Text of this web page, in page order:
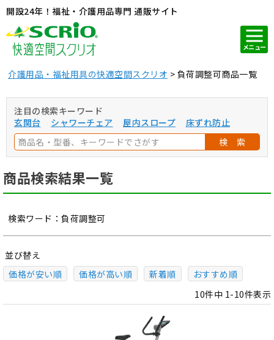
開設24年！福祉・介護用品専門 通販サイト
メニュー
介護用品・福祉用具の快適空間スクリオ 負荷調整可商品一覧
注目の検索キーワード
玄関台
シャワーチェア 屋内スロープ
床ずれ防止
検 索
商品検索結果一覧
検索ワード：負荷調整可
並び替え
価格が安い順
価格が高い順 新着順
おすすめ順
10件中 1-10件表示